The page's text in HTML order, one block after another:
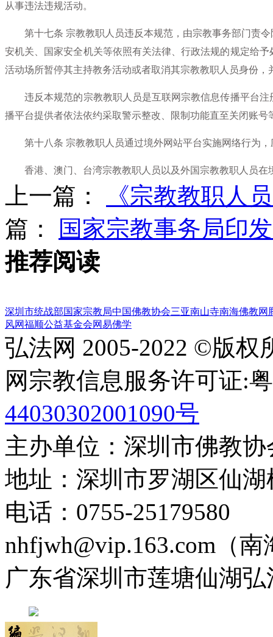
从事违法违规活动。
第十七条 宗教教职人员违反本规范，由宗教事务部门责
安机关、国家安全机关等依照有关法律、行政法规的规定给
活动场所暂停其主持教务活动或者取消其宗教教职人员身份
违反本规范的宗教教职人员是互联网宗教信息传播平台注
播平台提供者依法依约采取警示整改、限制功能直至关闭账号
第十八条 宗教教职人员通过境外网站平台实施网络行为
香港、澳门、台湾宗教教职人员以及外国宗教教职人员在
上一篇：
《宗教教职人
篇：
国家宗教事务局印
推荐阅读
深圳市统战部国家宗教局中国佛教协会三亚南山寺南海佛教网
风网福顺公益基金会网易佛学
弘法网 2005-2022 ©版权
网宗教信息服务许可证:
44030302001090号
主办单位：深圳市佛教
地址：深圳市罗湖区仙
电话：0755-25179580
nhfjwh@vip.163.com（南
广东省深圳市莲塘仙湖弘